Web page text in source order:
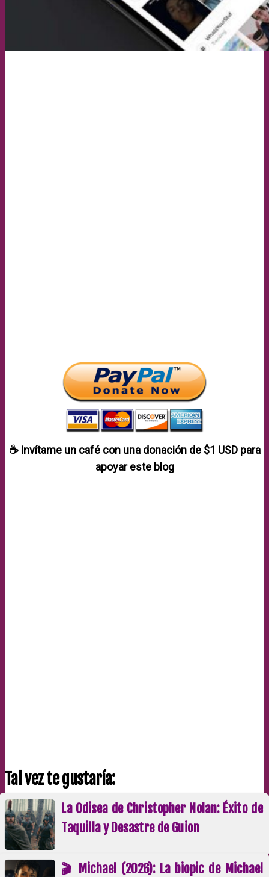
☕ Invítame un café con una donación de $1 USDpara
apoyar este blog
Tal vez te gustaría:
La Odisea de Christopher Nolan: Éxito de
Taquilla y Desastre de Guion
🎬 Michael (2026): La biopic de Michael